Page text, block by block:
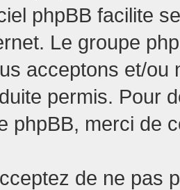
phpBB facilite
Le groupe
acceptons et/ou
permis. Pour
phpBB, merci de
de ne pas